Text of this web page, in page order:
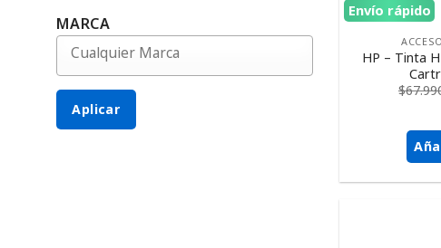
MARCA
Aplicar
Envío rápido
HP – Tinta
$